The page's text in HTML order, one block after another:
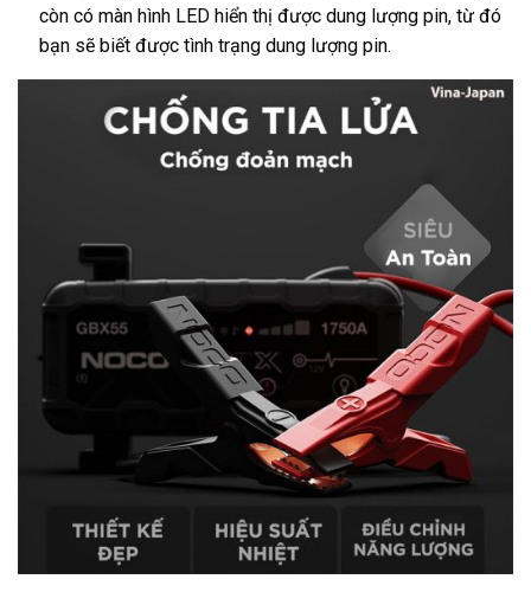
còn có màn hình LED hiển thị được dung lượng pin, từ đó
bạn sẽ biết được tình trạng dung lượng pin.